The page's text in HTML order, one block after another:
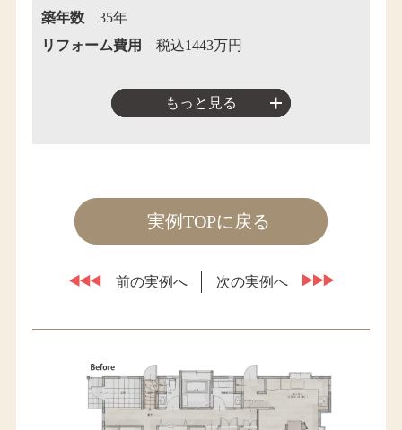
築年数
35年
リフォーム費用
税込1443万円
もっと見る
実例TOPに戻る
前の実例へ 次の実例へ